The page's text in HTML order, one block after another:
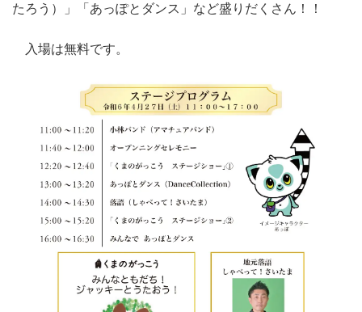
たろう）」「あっぽとダンス」など盛りだくさん！！
入場は無料です。